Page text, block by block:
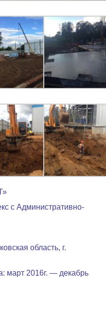
с Административно-
область, г.
март 2016г. — декабрь